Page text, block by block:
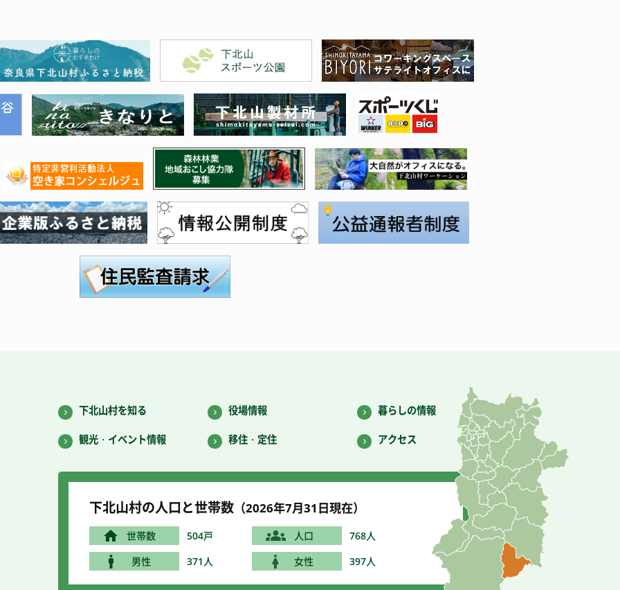
下北山村を知る 役場情報 暮らしの情報
観光・イベント情報 移住・定住 アクセス
下北山村の人口と世帯数 （2026年7月31 日現在）
世帯数 504戸 人口
768人
男性
371人 女性 397人